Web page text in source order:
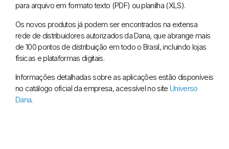
para arquivo em formato texto (PDF) ou planilha (XLS).
Os novos produtos já podem ser encontrados na extensa
rede de distribuidores autorizados da Dana, que abrange mais
de 100 pontos de distribuição em todo o Brasil, incluindo lojas
físicas e plataformas digitais.
Informações detalhadas sobre as aplicações estão disponíveis
no catálogo oficial da empresa, acessível no site Universo
Dana.